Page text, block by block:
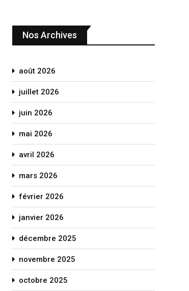
Nos Archives
août 2026
juillet 2026
juin 2026
mai 2026
avril 2026
mars 2026
février 2026
janvier 2026
décembre 2025
novembre 2025
octobre 2025